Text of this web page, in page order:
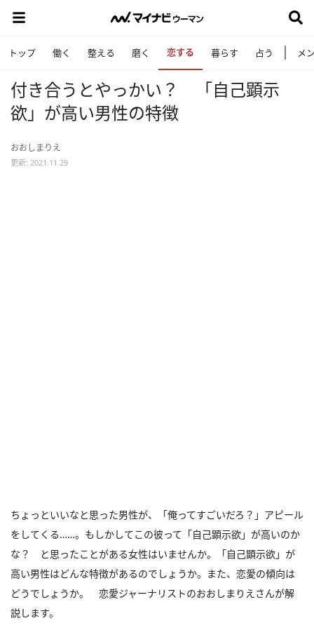
トップ 働く 整える 磨く 恋する 暮らす 占う メ
付き合うとやっかい？ 「自己顕示
欲」が高い男性の特徴
おおしまりえ
更新: 2021.11.29
ちょっといいなと思った男性が、「俺ってすごいだろ？」アピール
をしてくる……。もしかしてこの彼って「自己顕示欲」が高いのか
な？ と思ったことがある女性はいませんか。「自己顕示欲」が
高い男性はどんな特徴があるのでしょうか。また、恋愛の傾向は
どうでしょうか。 恋愛ジャーナリストのおおしまりえさんが解
説します。